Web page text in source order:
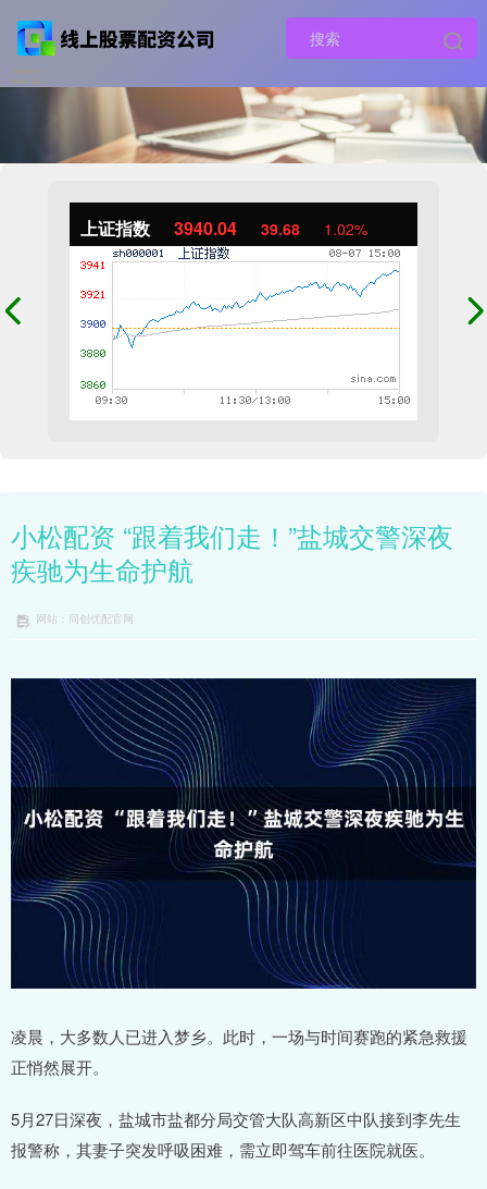
上证指数 3940.04 39.68 1.02%
小松配资 “跟着我们走！”盐城交警深夜
疾驰为生命护航
网站：同创优配官网
凌晨，大多数人已进入梦乡。此时，一场与时间赛跑的紧急救援
正悄然展开。
5月27日深夜，盐城市盐都分局交管大队高新区中队接到李先生
报警称，其妻子突发呼吸困难，需立即驾车前往医院就医。